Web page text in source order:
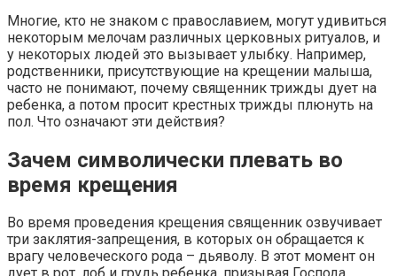
Многие, кто не знаком с православием, могут удивиться
некоторым мелочам различных церковных ритуалов, и
у некоторых людей это вызывает улыбку. Например,
родственники, присутствующие на крещении малыша,
часто не понимают, почему священник трижды дует на
ребенка, а потом просит крестных трижды плюнуть на
пол. Что означают эти действия?
Зачем символически плевать во
время крещения
Во время проведения крещения священник озвучивает
три заклятия-запрещения, в которых он обращается к
врагу человеческого рода – дьяволу. В этот момент он